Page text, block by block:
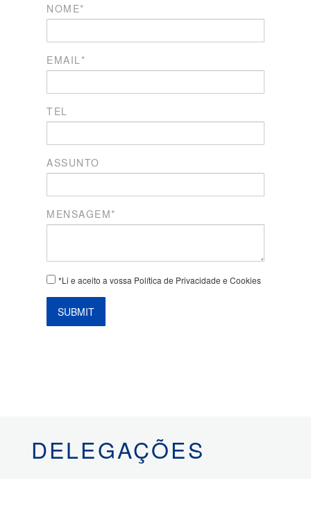
NOME*
EMAIL*
TEL
ASSUNTO
MENSAGEM*
*Li e aceito a vossa Política de Privacidade e Cookies
SUBMIT
DELEGAÇÕES